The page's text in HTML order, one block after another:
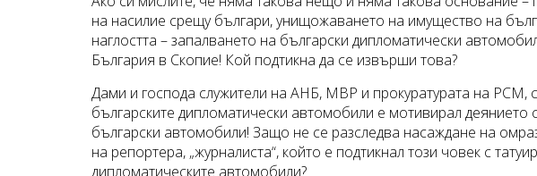
на насилие срещу българи, унищожаването на имущество на
наглостта – запалването на български дипломатически
България в Скопие! Кой подтикна да се извърши това?
Дами и господа служители на АНБ, МВР и прокуратурата на РСМ,
българските дипломатически автомобили е мотивирал деянието
български автомобили! Защо не се разследва насаждане на
на репортера, „журналиста“, който е подтикнал този човек с
дипломатическите автомобили?